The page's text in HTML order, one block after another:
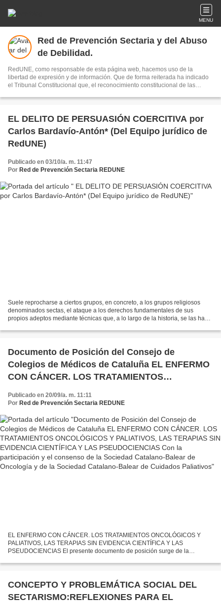
MENU
Red de Prevención Sectaria y del Abuso
de Debilidad.
RedUNE, como responsable de esta página web, hacemos uso de la
libertad de expresión y de información. Que de forma reiterada ha indicado
el Tribunal Constitucional que, el reconocimiento constitucional de las
forma de afrontar el enjuiciamiento de los delitos contra el honor en aquellos
ejercicio de dichas libertades, pues la dimensión constitucional del conflicto
hace insuficiente el criterio subjetivo del "animus iniuriandi" tradicionalmente
utilizado por la jurisprudencia penal para el enjuiciamiento de este tipo de
delitos, y esta insuficiencia dimana de que los derechos que se establecen
en el artículo 20 de la Constitución exceden del ámbito procesal porque
tanto, del pluralismo político propugnado en el artículo 1 de la Constitución
como uno de los valores superiores de nuestro ordenamiento jurídico..."
www.redune.org.es
EL DELITO DE PERSUASIÓN COERCITIVA por
Carlos Bardavío-Antón* (Del Equipo jurídico de
RedUNE)
Publicado en 03/10/a. m. 11:47
Por Red de Prevención Sectaria REDUNE
Suele reprocharse a ciertos grupos, en concreto, a los grupos religiosos
denominados sectas, el ataque a los derechos fundamentales de sus
propios adeptos mediante técnicas que, a lo largo de la historia, se las ha
Documento de Posición del Consejo de
Colegios de Médicos de Cataluña EL ENFERMO
CON CÁNCER. LOS TRATAMIENTOS
SIN EVIDENCIA CIENTÍFICA Y LAS
consenso de la Sociedad Catalano-Balear de
Oncología y de la Sociedad Catalano-Balear de
Cuidados Paliativos
Publicado en 20/09/a. m. 11:11
Por Red de Prevención Sectaria REDUNE
EL ENFERMO CON CÁNCER. LOS TRATAMIENTOS ONCOLÓGICOS Y
PALIATIVOS, LAS TERAPIAS SIN EVIDENCIA CIENTÍFICA Y LAS
PSEUDOCIENCIAS El presente documento de posición surge de la
en relación...
CONCEPTO Y PROBLEMÁTICA SOCIAL DEL
SECTARISMO:REFLEXIONES PARA EL